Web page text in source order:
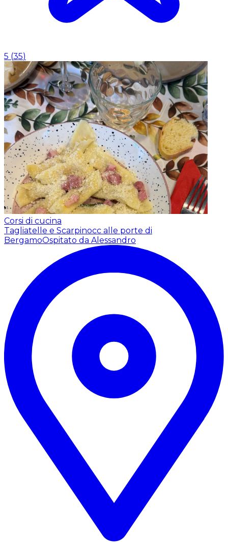
5 (35)
Corsi di cucina
Tagliatelle e Scarpinocc alle porte di
BergamoOspitato da Alessandro